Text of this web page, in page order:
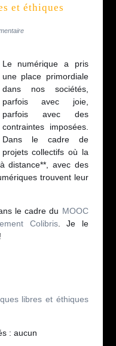
et éthiques
Le numérique a pris
une place primordiale
dans nos sociétés,
parfois avec joie,
parfois avec des
contraintes imposées.
Dans le cadre de
projets collectifs où la
distance**, avec des
trouvent leur
le cadre du MOOC
Colibris. Je le
libres et éthiques
: aucun